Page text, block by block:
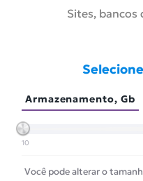
Sites, bancos
Armazenamento, Gb
10
Você pode alterar o